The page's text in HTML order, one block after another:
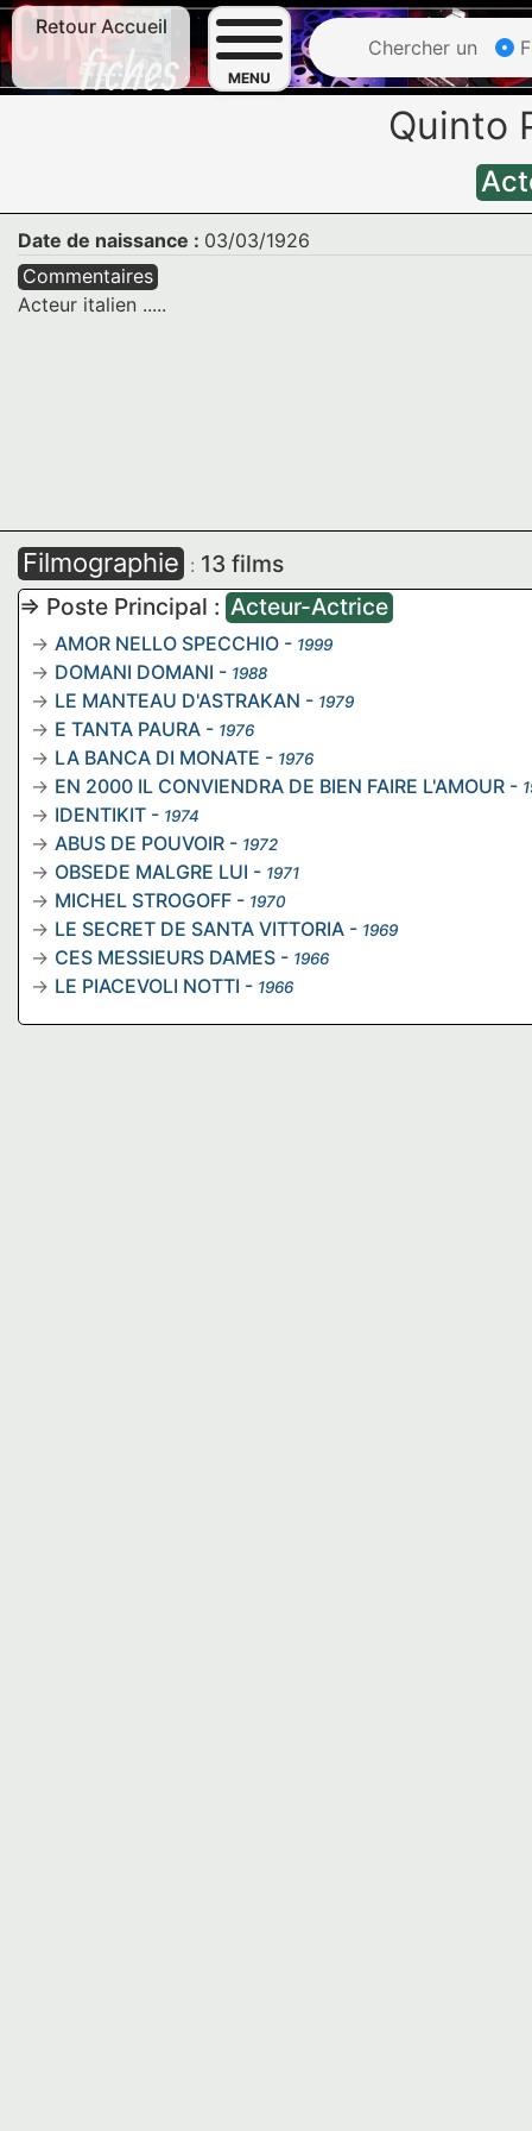
Retour Accueil
MENU
Chercher un
Quinto
Date de naissance : 03/03/1926
Commentaires
Acteur italien .....
Filmographie : 13 films
=> Poste Principal : Acteur-Actrice
AMOR NELLO SPECCHIO - 1999
DOMANI DOMANI - 1988
LE MANTEAU D'ASTRAKAN - 1979
E TANTA PAURA - 1976
LA BANCA DI MONATE - 1976
EN 2000 IL CONVIENDRA DE BIEN FAIRE L'AMOUR -
IDENTIKIT - 1974
ABUS DE POUVOIR - 1972
OBSEDE MALGRE LUI - 1971
MICHEL STROGOFF - 1970
LE SECRET DE SANTA VITTORIA - 1969
CES MESSIEURS DAMES - 1966
LE PIACEVOLI NOTTI - 1966